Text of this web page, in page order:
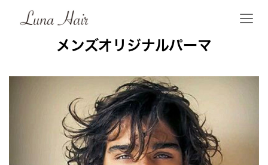
メンズオリジナルパーマ